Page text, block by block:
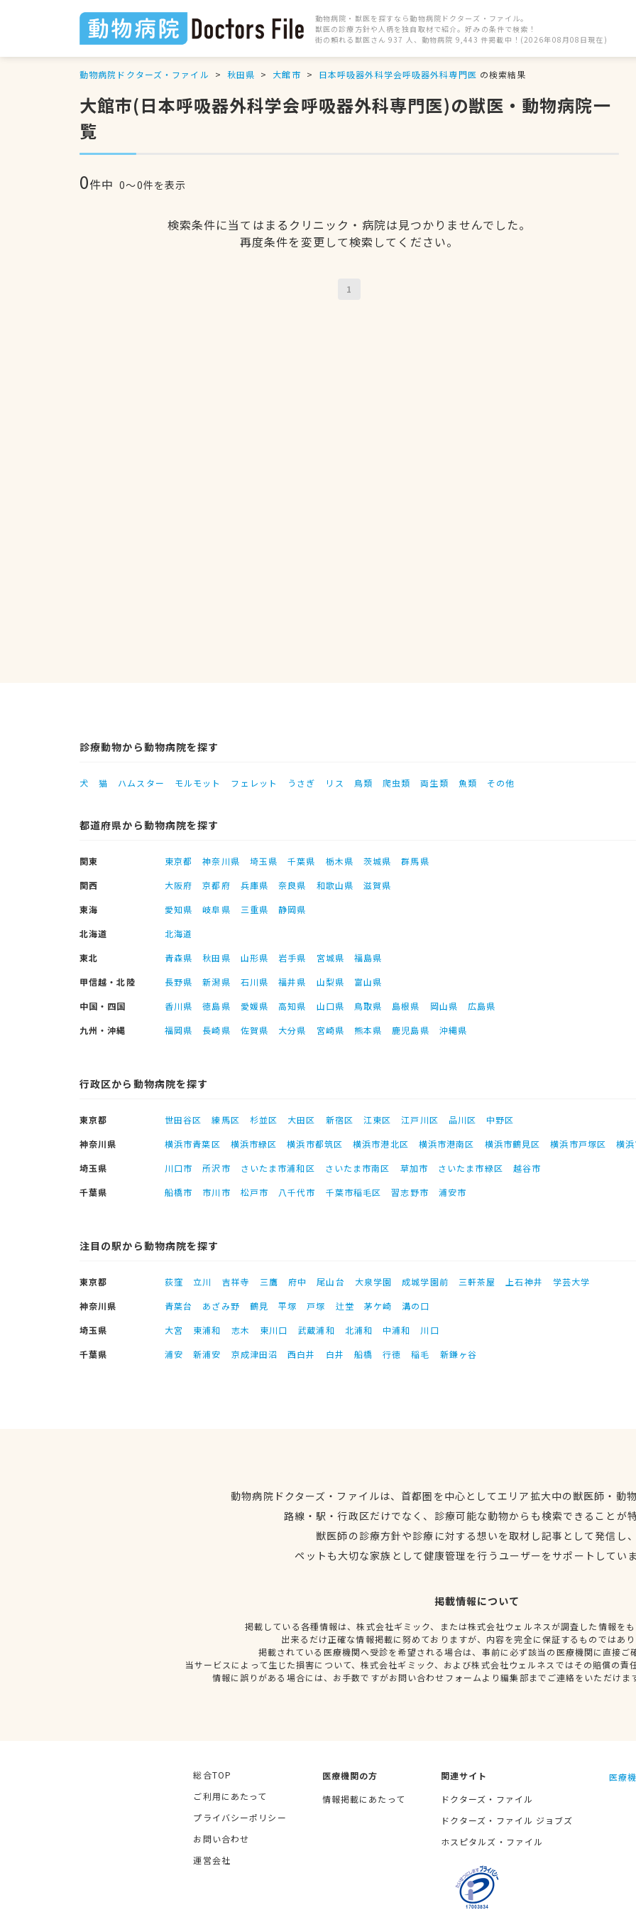
動物病院・獣医を探すなら動物病院ドクターズ・ファイル。
獣医の診療方針や人柄を独自取材で紹介。好みの条件で検索！
街の頼れる獣医さん 937 人、動物病院 9,443 件掲載中！(2026年08月08日現在)
動物病院ドクターズ・ファイル 秋田県 大館市 日本呼吸器外科学会呼吸器外科専門医 の検索結果
大館市(日本呼吸器外科学会呼吸器外科専門医)の獣医・動物病院一
覧
0件中 0〜0件を表示
検索条件に当てはまるクリニック・病院は見つかりませんでした。
再度条件を変更して検索してください。
1
診療動物から動物病院を探す
犬 猫 ハムスター モルモット フェレット うさぎ リス 鳥類 爬虫類 両生類 魚類 その他
都道府県から動物病院を探す
関東 東京都 神奈川県 埼玉県 千葉県 栃木県 茨城県
群馬県
関西
大阪府 京都府 兵庫県 奈良県 和歌山県
滋賀県
東海
愛知県 岐阜県 三重県
静岡県
北海道
北海道
東北
青森県 秋田県 山形県 岩手県 宮城県
福島県
甲信越・北陸
長野県 新潟県 石川県 福井県 山梨県
富山県
中国・四国
香川県 徳島県 愛媛県 高知県 山口県 鳥取県 島根県 岡山県
広島県
九州・沖縄
福岡県 長崎県 佐賀県 大分県 宮崎県 熊本県 鹿児島県 沖縄県
行政区から動物病院を探す
東京都 世田谷区 練馬区 杉並区 大田区 新宿区 江東区 江戸川区 品川区
中野区
神奈川県
横浜市青葉区 横浜市緑区 横浜市都筑区 横浜市港北区 横浜市港南区 横浜市鶴見区 横浜市戸塚区
横
埼玉県
川口市 所沢市 さいたま市浦和区 さいたま市南区 草加市 さいたま市緑区
越谷市
千葉県
船橋市 市川市 松戸市 八千代市 千葉市稲毛区 習志野市 浦安市
注目の駅から動物病院を探す
東京都 荻窪 立川 吉祥寺 三鷹 府中 尾山台 大泉学園 成城学園前 三軒茶屋 上石神井
学芸大学
神奈川県
青葉台 あざみ野 鶴見 平塚 戸塚 辻堂 茅ケ崎
溝の口
埼玉県
大宮 東浦和 志木 東川口 武蔵浦和 北浦和 中浦和
川口
千葉県
浦安 新浦安 京成津田沼 西白井 白井 船橋 行徳 稲毛 新鎌ヶ谷
動物病院ドクターズ・ファイルは、首都圏を中心としてエリア拡大中の獣医師・動
路線・駅・行政区だけでなく、診療可能な動物からも検索できることが
獣医師の診療方針や診療に対する想いを取材し記事として発信し
ペットも大切な家族として健康管理を行うユーザーをサポートしてい
掲載情報について
掲載している各種情報は、株式会社ギミック、または株式会社ウェルネスが調査した情報を
出来るだけ正確な情報掲載に努めておりますが、内容を完全に保証するものではあ
掲載されている医療機関へ受診を希望される場合は、事前に必ず該当の医療機関に直接ご
当サービスによって生じた損害について、株式会社ギミック、および株式会社ウェルネスではその賠償の責
情報に誤りがある場合には、お手数ですがお問い合わせフォームより編集部までご連絡をいただけま
総合TOP
ご利用にあたって
プライバシーポリシー
お問い合わせ
運営会社
医療機関の方
情報掲載にあたって
関連サイト
ドクターズ・ファイル
ドクターズ・ファイル ジョブズ
ホスピタルズ・ファイル
医療